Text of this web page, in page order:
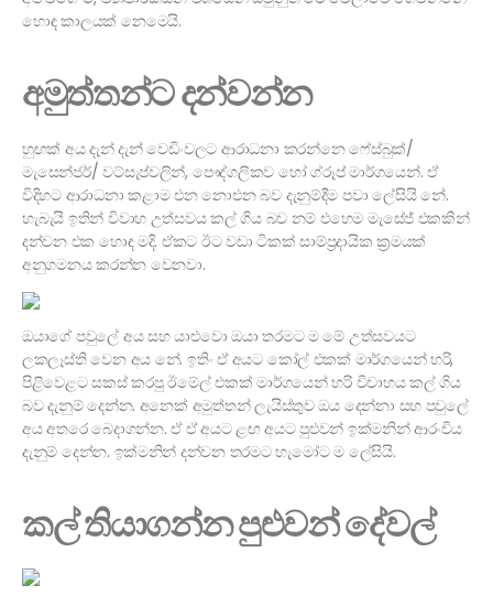
හොඳ කාලයක් නෙමෙයි.
අමුත්තන්ට දන්වන්න
හුඟක් අය දැන් දැන් වෙඩිංවලට ආරාධනා කරන්නෙ ෆේස්බුක්/
මැසෙන්ජර්/ වට්සැප්වලින්, පෞද්ගලිකව හෝ ග්රූප් මාර්ගයෙන්. ඒ
විදිහට ආරාධනා කළාම එන නොඑන බව දැනුම්දීම පවා ලේසියි නේ.
හැබැයි ඉතින් විවාහ උත්සවය කල් ගිය බව නම් එහෙම මැසේජ් එකකින්
දන්වන එක හොඳ මදි. ඒකට ඊට වඩා ටිකක් සාම්ප්‍රදායික ක්‍රමයක්
අනුගමනය කරන්න වෙනවා.
ඔයාගේ පවුලේ අය සහ යාළුවො ඔයා තරමට ම මේ උත්සවයට
ලකලෑස්ති වෙන අය නේ. ඉතිං ඒ අයට කෝල් එකක් මාර්ගයෙන් හරි,
පිළිවෙළට සකස් කරපු ඊමේල් එකක් මාර්ගයෙන් හරි විවාහය කල් ගිය
බව දැනුම් දෙන්න. අනෙක් අමුත්තන් ලැයිස්තුව ඔය දෙන්නා සහ පවුලේ
අය අතරෙ බෙදාගන්න. ඒ ඒ අයට ළඟ අයට පුළුවන් ඉක්මනින් ආරංචිය
දැනුම් දෙන්න. ඉක්මනින් දන්වන තරමට හැමෝට ම ලේසියි.
කල් තියාගන්න පුළුවන් දේවල්